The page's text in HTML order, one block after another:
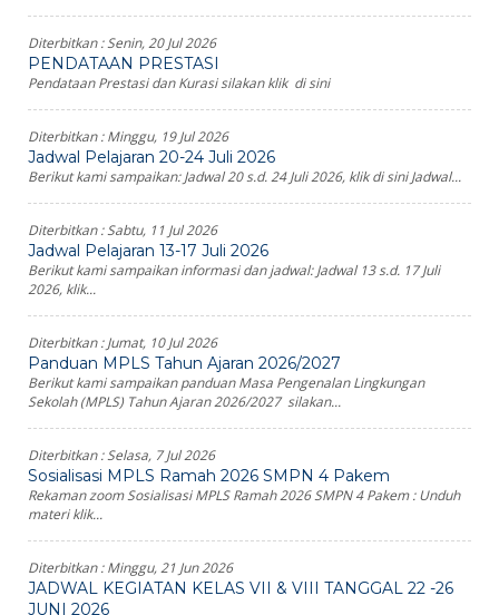
Diterbitkan :Senin, 20 Jul 2026
PENDATAAN PRESTASI
Pendataan Prestasi dan Kurasi silakan klik di sini
Diterbitkan :Minggu, 19 Jul 2026
Jadwal Pelajaran 20-24 Juli 2026
Berikut kami sampaikan: Jadwal 20 s.d. 24 Juli 2026, klik di sini Jadwal...
Diterbitkan :Sabtu, 11 Jul 2026
Jadwal Pelajaran 13-17 Juli 2026
Berikut kami sampaikan informasi dan jadwal: Jadwal 13 s.d. 17 Juli
2026, klik...
Diterbitkan :Jumat, 10 Jul 2026
Panduan MPLS Tahun Ajaran 2026/2027
Berikut kami sampaikan panduan Masa Pengenalan Lingkungan
Sekolah (MPLS) Tahun Ajaran 2026/2027 silakan...
Diterbitkan :Selasa, 7 Jul 2026
Sosialisasi MPLS Ramah 2026 SMPN 4 Pakem
Rekaman zoom Sosialisasi MPLS Ramah 2026 SMPN 4 Pakem : Unduh
materi klik...
Diterbitkan :Minggu, 21 Jun 2026
JADWAL KEGIATAN KELAS VII & VIII TANGGAL 22 -26
JUNI 2026